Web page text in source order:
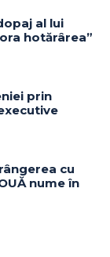
al lui
hotărârea”
prin
cu
nume în